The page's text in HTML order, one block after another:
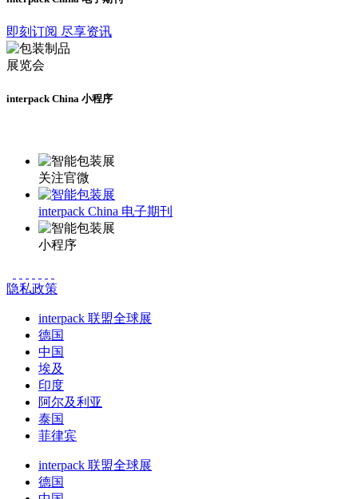
即刻订阅 尽享资讯
interpack China 小程序
关注官微
interpack China 电子期刊
小程序
隐私政策
interpack 联盟全球展
德国
中国
埃及
印度
阿尔及利亚
泰国
菲律宾
interpack 联盟全球展
德国